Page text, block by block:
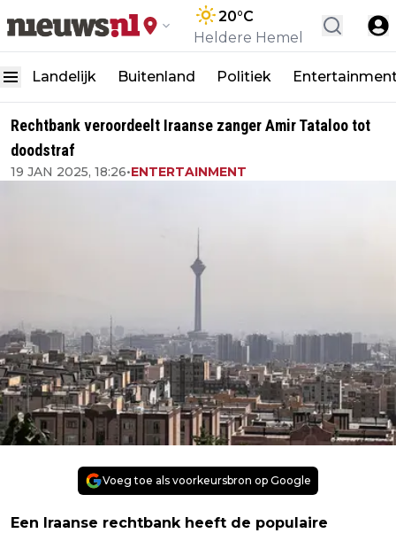
20°C
Heldere Hemel
Landelijk Buitenland Politiek
Rechtbank veroordeelt Iraanse zanger Amir Tataloo tot
doodstraf
19 JAN 2025, 18:26•ENTERTAINMENT
Voeg toe als voorkeursbron op Google
Een Iraanse rechtbank heeft de populaire